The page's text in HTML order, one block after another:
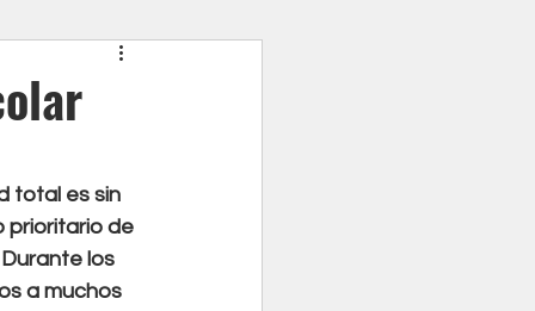
total es sin
prioritario de
los
a muchos